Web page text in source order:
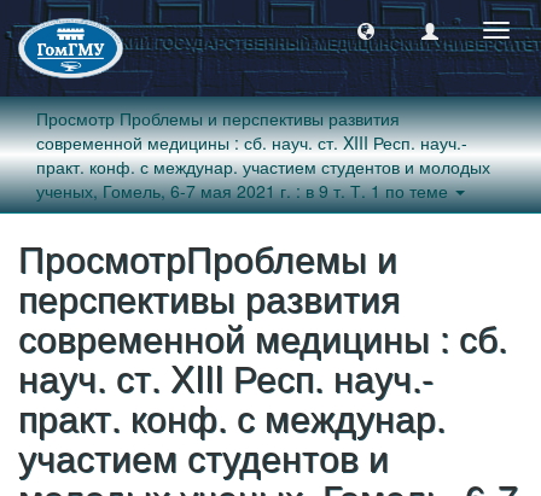
Просмотр Проблемы и перспективы развития
современной медицины : сб. науч. ст. XIII Респ. науч.-
практ. конф. с междунар. участием студентов и молодых
ученых, Гомель, 6-7 мая 2021 г. : в 9 т. Т. 1 по теме
ПросмотрПроблемы и
перспективы развития
современной медицины : сб.
науч. ст. XIII Респ. науч.-
практ. конф. с междунар.
участием студентов и